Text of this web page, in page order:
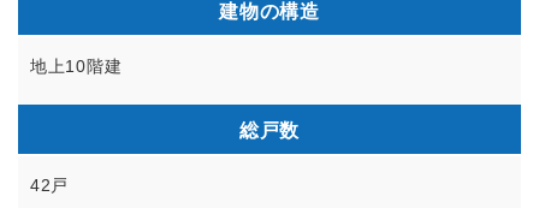
建物の構造
地上10階建
総戸数
42戸